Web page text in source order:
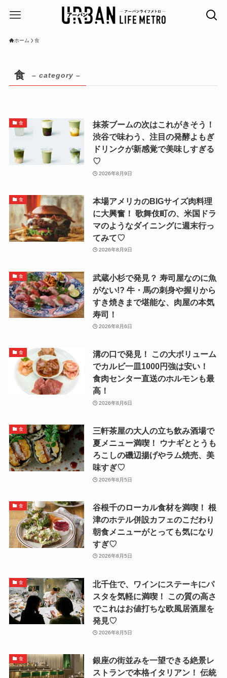
ホーム 食
食 – category –
食
抹茶ブームの次はこれがきそう！
渋谷で味わう、注目の発酵よもぎ
ドリンクが新感覚で美味しすぎる
♡
2026年8月9日
食
本場アメリカのBIGサイズ肉料理
に大興奮！ 歌舞伎町の、米国ドラ
マのようなダイニングに週末行っ
てみて♡
2026年8月9日
食
武蔵小杉で発見？ 寿司屋なのに魚
がない!? 牛・馬の刺身や握りから
すき焼きまで堪能な、肉屋の本気
寿司！
2026年8月6日
食
溝の口で発見！ この大ボリューム
でカルビ一皿1000円強は安い！
食肉センター直送のホルモンも最
高！
2026年8月6日
食
三軒茶屋の大人の立ち飲み酒場で
夏メニュー満喫！ ウナギととうも
ろこしの磯辺揚げやラム焼売、美
味すぎ♡
2026年8月5日
食
谷根千のローカル食材を満喫！ 根
津のホテル併設カフェのこだわり
朝食メニューがとっても気になり
すぎ♡
2026年8月5日
食
北千住で、ワインにステーキにパ
スタを気軽に満喫！ この質の高さ
でこれはお値打ちな欧風居酒屋を
発見♡
2026年8月5日
食
銀座の街並みを一望できる絶景レ
ストランで本格イタリアン！ 伝統